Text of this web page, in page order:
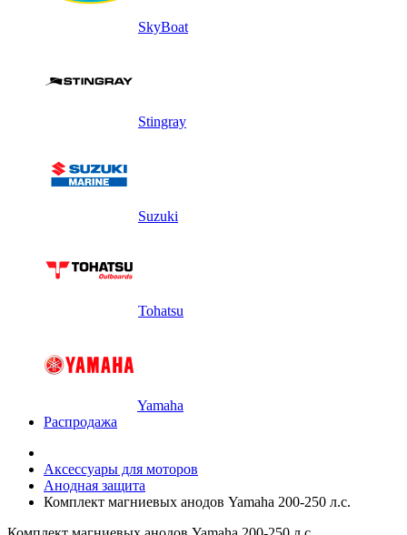
SkyBoat
Stingray
Suzuki
Tohatsu
Yamaha
Распродажа
Аксессуары для моторов
Анодная защита
Комплект магниевых анодов Yamaha 200-250 л.с.